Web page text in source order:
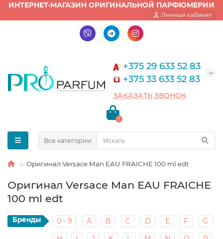
Личный кабинет
ИНТЕРНЕТ-МАГАЗИН ОРИГИНАЛЬНОЙ ПАРФЮМЕРИИ
+375 29 633 52 83
+375 33 633 52 83
ЗАКАЗАТЬ ЗВОНОК
0
Все категории
Оригинал Versace Man EAU FRAICHE 100 ml edt
Оригинал Versace Man EAU FRAICHE
100 ml edt
Бренды 0 - 9 A B C D E F
G